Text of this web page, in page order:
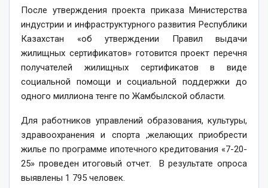
После утверждения проекта приказа Министерства
индустрии и инфраструктурного развития Республики
Казахстан «об утверждении Правил выдачи
жилищных сертификатов» готовится проект перечня
получателей жилищных сертификатов в виде
социальной помощи и социальной поддержки до
одного миллиона тенге по Жамбылской области.
Для работников управлений образования, культуры,
здравоохранения и спорта ,желающих приобрести
жилье по программе ипотечного кредитования «7-20-
25» проведен итоговый отчет. В результате опроса
выявлены 1 795 человек.